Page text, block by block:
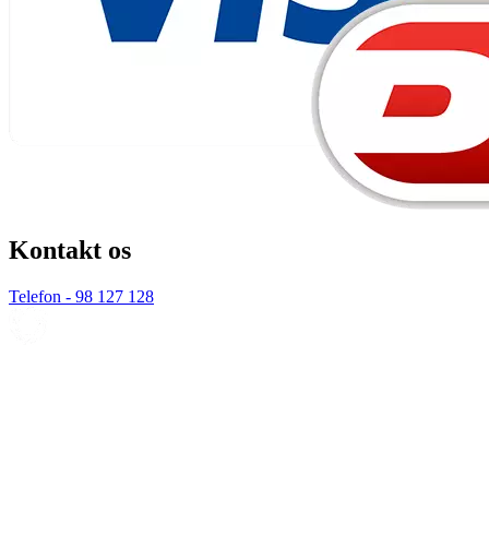
Kontakt os
Telefon - 98 127 128